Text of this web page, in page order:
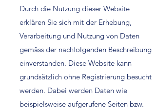
Durch die Nutzung dieser Website
erklären Sie sich mit der Erhebung,
Verarbeitung und Nutzung von Daten
gemäss der nachfolgenden Beschreibung
einverstanden. Diese Website kann
grundsätzlich ohne Registrierung besucht
werden. Dabei werden Daten wie
beispielsweise aufgerufene Seiten bzw.